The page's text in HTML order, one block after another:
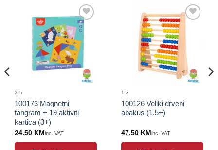
Sačuvaj
proizvod
3-5
100173 Magnetni
tangram + 19 aktiviti
kartica (3+)
24.50 KMinc. VAT
Sačuvaj
proizvod
1-3
100126 Veliki drveni
abakus (1.5+)
47.50 KMinc. VAT